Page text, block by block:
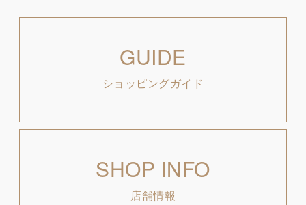
GUIDE
ショッピングガイド
SHOP INFO
店舗情報